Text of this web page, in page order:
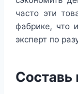
часто эти
фабрике, что
эксперт по
Составь